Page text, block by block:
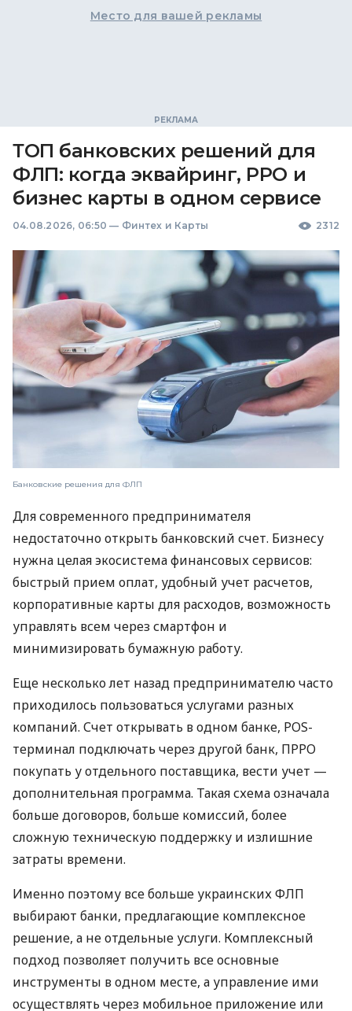
Место для вашей рекламы
ТОП банковских решений для
ФЛП: когда эквайринг, РРО и
бизнес карты в одном сервисе
04.08.2026, 06:50 — Финтех и Карты 2312
Банковские решения для ФЛП
Для современного предпринимателя
недостаточно открыть банковский счет. Бизнесу
нужна целая экосистема финансовых сервисов:
быстрый прием оплат, удобный учет расчетов,
корпоративные карты для расходов, возможность
управлять всем через смартфон и
минимизировать бумажную работу.
Еще несколько лет назад предпринимателю часто
приходилось пользоваться услугами разных
компаний. Счет открывать в одном банке, POS-
терминал подключать через другой банк, ПРРО
покупать у отдельного поставщика, вести учет —
дополнительная программа. Такая схема означала
больше договоров, больше комиссий, более
сложную техническую поддержку и излишние
затраты времени.
Именно поэтому все больше украинских ФЛП
выбирают банки, предлагающие комплексное
решение, а не отдельные услуги. Комплексный
подход позволяет получить все основные
инструменты в одном месте, а управление ими
осуществлять через мобильное приложение или